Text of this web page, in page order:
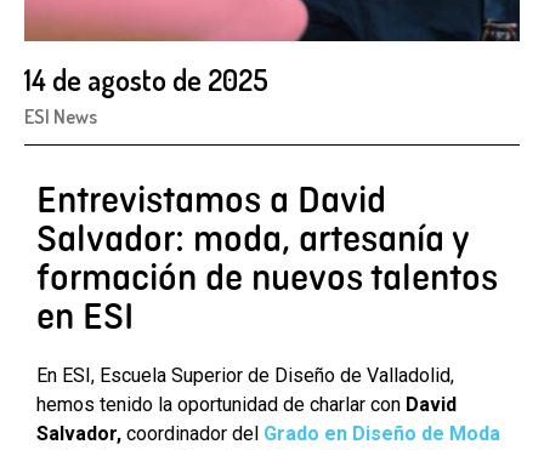
14 de agosto de 2025
ESI News
Entrevistamos a David
Salvador: moda, artesanía y
formación de nuevos talentos
en ESI
En ESI, Escuela Superior de Diseño de Valladolid,
hemos tenido la oportunidad de charlar con David
Salvador, coordinador del Grado en Diseño de Moda